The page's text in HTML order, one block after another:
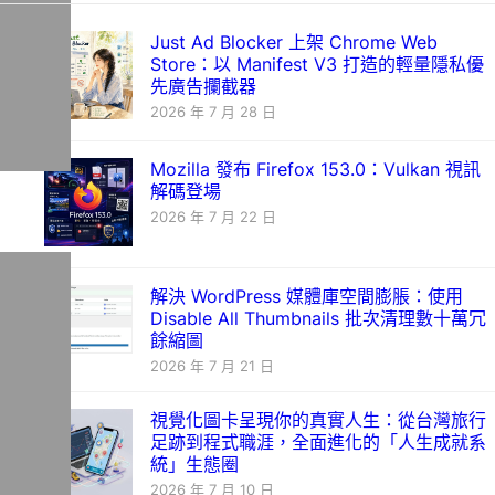
Just Ad Blocker 上架 Chrome Web
Store：以 Manifest V3 打造的輕量隱私優
先廣告攔截器
2026 年 7 月 28 日
Mozilla 發布 Firefox 153.0：Vulkan 視訊
解碼登場
2026 年 7 月 22 日
解決 WordPress 媒體庫空間膨脹：使用
Disable All Thumbnails 批次清理數十萬冗
餘縮圖
2026 年 7 月 21 日
視覺化圖卡呈現你的真實人生：從台灣旅行
足跡到程式職涯，全面進化的「人生成就系
統」生態圈
2026 年 7 月 10 日